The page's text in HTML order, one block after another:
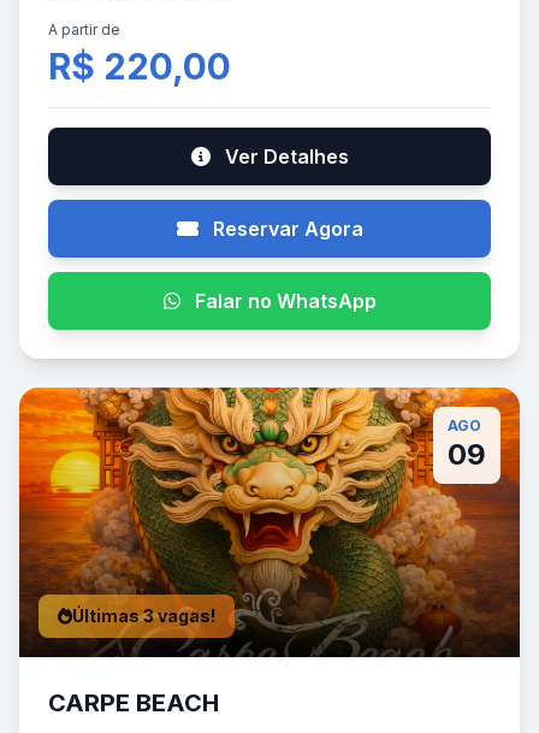
A partir de
R$ 220,00
Ver Detalhes
Reservar Agora
Falar no WhatsApp
AGO
09
Últimas 3 vagas!
CARPE BEACH